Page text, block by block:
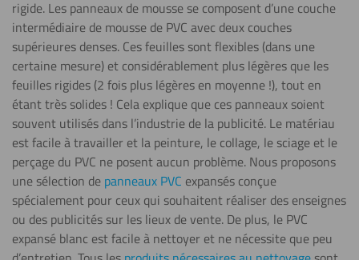
Revêtir
Soudage
Tournage
rigide. Les panneaux de mousse se composent d’une couche
intermédiaire de mousse de PVC avec deux couches
supérieures denses. Ces feuilles sont flexibles (dans une
certaine mesure) et considérablement plus légères que les
feuilles rigides (2 fois plus légères en moyenne !), tout en
étant très solides ! Cela explique que ces panneaux soient
souvent utilisés dans l’industrie de la publicité. Le matériau
est facile à travailler et la peinture, le collage, le sciage et le
perçage du PVC ne posent aucun problème. Nous proposons
une sélection de panneaux PVC expansés conçue
spécialement pour ceux qui souhaitent réaliser des enseignes
ou des publicités sur les lieux de vente. De plus, le PVC
expansé blanc est facile à nettoyer et ne nécessite que peu